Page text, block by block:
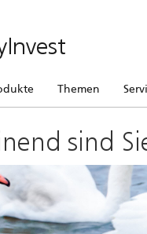
Themen
sind